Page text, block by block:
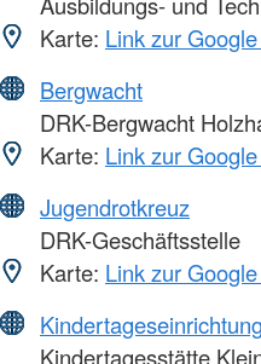
Karte: Link zur
Bergwacht
DRK-Bergwacht
Karte: Link zur
Jugendrotkreuz
DRK-Geschäftsstelle
Karte: Link zur
Kindertageseinrichtung
Kindertagesstätte